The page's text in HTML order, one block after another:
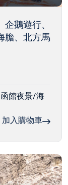
鵝遊行、
膽、北方馬
館夜景/海
加入購物車